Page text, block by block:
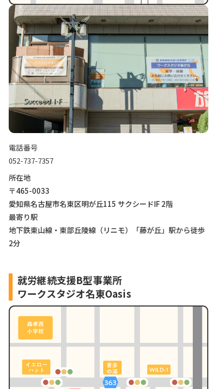
電話番号
052-737-7357
所在地
〒465-0033
愛知県名古屋市名東区明が丘115 サクシードIF 2階
最寄り駅
地下鉄東山線・東部丘陵線（リニモ）「藤が丘」駅から徒歩
2分
就労継続支援B型事業所
ワークスタジオ名東Oasis